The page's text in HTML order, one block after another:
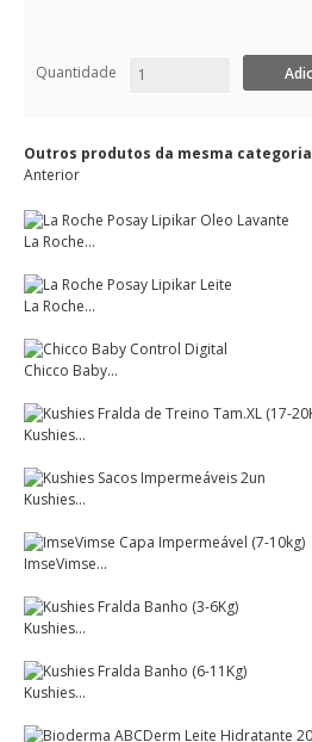
Quantidade
Outros produtos da mesma categoria
Anterior
La Roche...
La Roche...
Chicco Baby...
Kushies...
Kushies...
ImseVimse...
Kushies...
Kushies...